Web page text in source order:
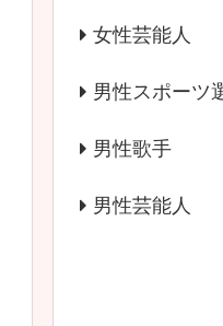
女性芸能人
男性スポーツ
男性歌手
男性芸能人